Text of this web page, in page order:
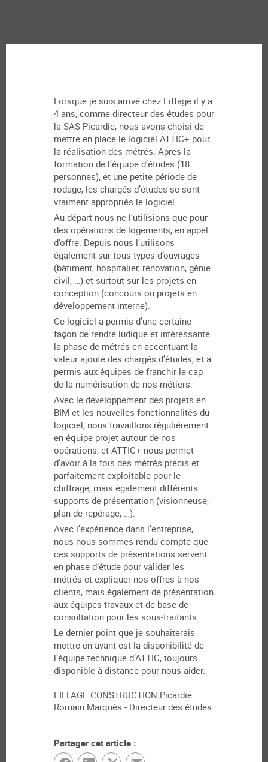
Lorsque je suis arrivé chez Eiffage il y a
4 ans, comme directeur des études pour
la SAS Picardie, nous avons choisi de
mettre en place le logiciel ATTIC+ pour
la réalisation des métrés. Apres la
formation de l’équipe d’études (18
personnes), et une petite période de
rodage, les chargés d’études se sont
vraiment appropriés le logiciel.
Au départ nous ne l’utilisions que pour
des opérations de logements, en appel
d’offre. Depuis nous l’utilisons
également sur tous types d’ouvrages
(bâtiment, hospitalier, rénovation, génie
civil, …) et surtout sur les projets en
conception (concours ou projets en
développement interne).
Ce logiciel a permis d’une certaine
façon de rendre ludique et intéressante
la phase de métrés en accentuant la
valeur ajouté des chargés d’études, et a
permis aux équipes de franchir le cap
de la numérisation de nos métiers.
Avec le développement des projets en
BIM et les nouvelles fonctionnalités du
logiciel, nous travaillons régulièrement
en équipe projet autour de nos
opérations, et ATTIC+ nous permet
d’avoir à la fois des métrés précis et
parfaitement exploitable pour le
chiffrage, mais également différents
supports de présentation (visionneuse,
plan de repérage, …).
Avec l’expérience dans l’entreprise,
nous nous sommes rendu compte que
ces supports de présentations servent
en phase d’étude pour valider les
métrés et expliquer nos offres à nos
clients, mais également de présentation
aux équipes travaux et de base de
consultation pour les sous-traitants.
Le dernier point que je souhaiterais
mettre en avant est la disponibilité de
l’équipe technique d’ATTIC, toujours
disponible à distance pour nous aider.
EIFFAGE CONSTRUCTION Picardie
Romain Marquès - Directeur des études
Partager cet article :